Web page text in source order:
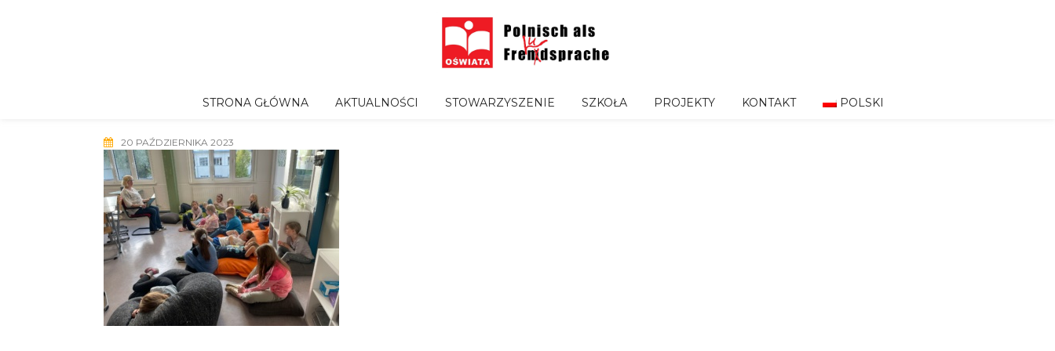
STRONA GŁÓWNA AKTUALNOŚCI STOWARZYSZENIE SZKOŁA PROJEKTY KONTAKT POLSKI
20 PAŹDZIERNIKA 2023